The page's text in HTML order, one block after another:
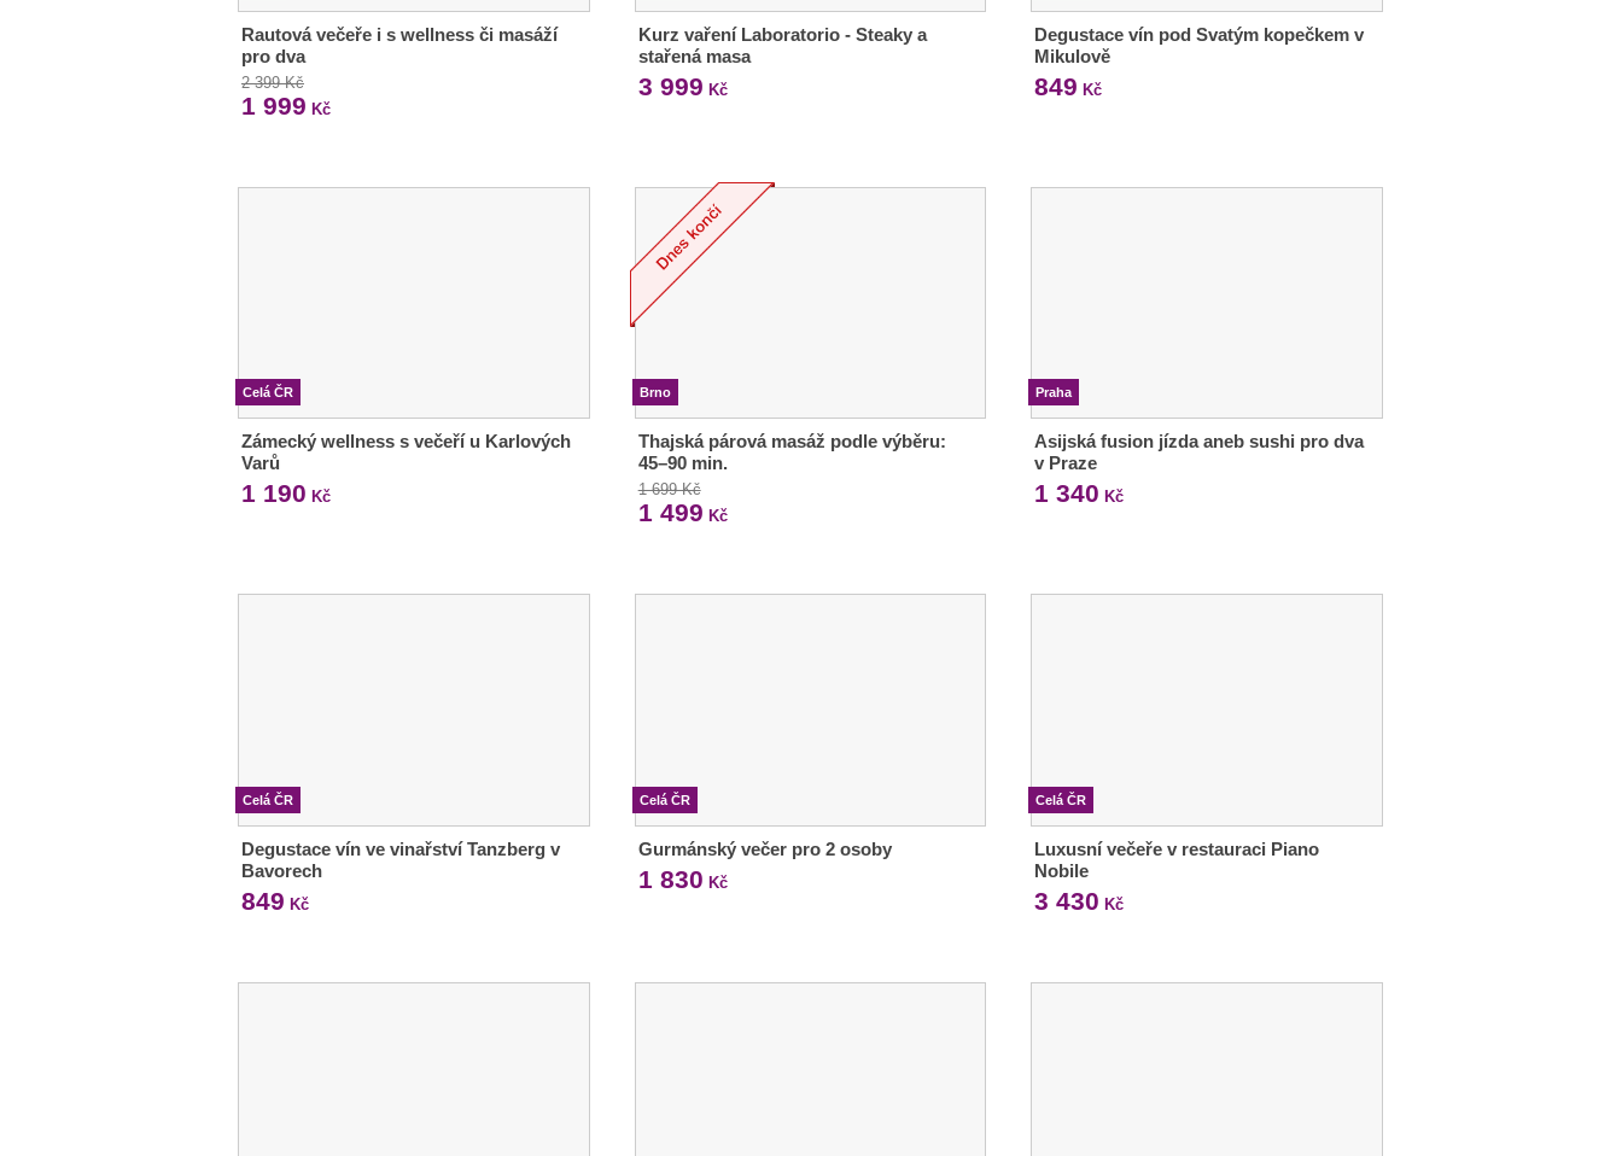
Rautová večeře i s wellness či masáží
pro dva
2 399 Kč
1 999 Kč
Kurz vaření Laboratorio - Steaky a
stařená masa
3 999 Kč
Degustace vín pod Svatým kopečkem v
Mikulově
849 Kč
Celá ČR
Zámecký wellness s večeří u Karlových
Varů
1 190 Kč
Brno
Thajská párová masáž podle výběru:
45–90 min.
1 699 Kč
1 499 Kč
Praha
Asijská fusion jízda aneb sushi pro dva
v Praze
1 340 Kč
Celá ČR
Degustace vín ve vinařství Tanzberg v
Bavorech
849 Kč
Celá ČR
Gurmánský večer pro 2 osoby
1 830 Kč
Celá ČR
Luxusní večeře v restauraci Piano
Nobile
3 430 Kč